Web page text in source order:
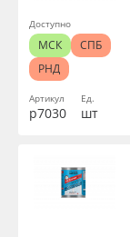
Артикул
р7030
Ед.
шт
Доступно
МСК
СПБ
РНД